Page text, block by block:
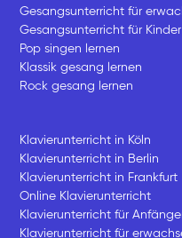
Gesangsunterricht für
Gesangsunterricht für Kinder
Pop singen lernen
Klassik gesang lernen
Rock gesang lernen
Klavierunterricht in Köln
Klavierunterricht in Berlin
Klavierunterricht in Frankfurt
Online Klavierunterricht
Klavierunterricht für
Klavierunterricht für